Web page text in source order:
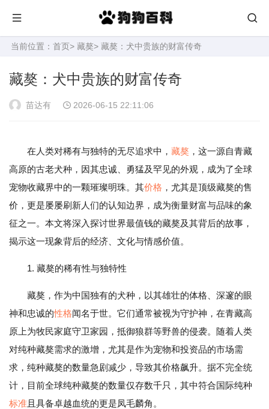
当前位置： 首页> 藏獒> 藏獒：犬中贵族的财富传奇
藏獒：犬中贵族的财富传奇
苗达有 2026-06-15 22:11:06
在人类对稀有与独特的无尽追求中， 藏獒 ，这一源自青藏
高原的古老犬种，因其忠诚、勇猛及罕见的外观，成为了全球
宠物收藏界中的一颗璀璨明珠。其价格 ，尤其是顶级藏獒的售
价，更是屡屡刷新人们的认知边界，成为衡量财富与品味的象
征之一。本文将深入探讨世界最值钱的藏獒及其背后的故事，
揭示这一现象背后的经济、文化与情感价值。
1. 藏獒的稀有性与独特性
藏獒，作为中国独有的犬种，以其雄壮的体格、深邃的眼
神和忠诚的性格闻名于世。它们通常被视为守护神，在青藏高
原上为牧民家庭守卫家园，抵御狼群等野兽的侵袭。随着人类
对纯种藏獒需求的激增，尤其是作为宠物和投资品的市场需
求，纯种藏獒的数量急剧减少，导致其价格飙升。据不完全统
计，目前全球纯种藏獒的数量仅存数千只，其中符合国际纯种
标准且具备卓越血统的更是凤毛麟角。